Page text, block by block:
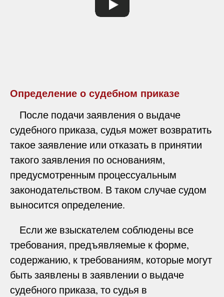
Определение о судебном приказе
После подачи заявления о выдаче
судебного приказа, судья может возвратить
такое заявление или отказать в принятии
такого заявления по основаниям,
предусмотренным процессуальным
законодательством. В таком случае судом
выносится определение.
Если же взыскателем соблюдены все
требования, предъявляемые к форме,
содержанию, к требованиям, которые могут
быть заявлены в заявлении о выдаче
судебного приказа, то судья в